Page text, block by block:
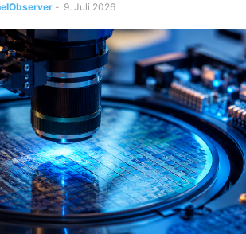
- 9. Juli 2026